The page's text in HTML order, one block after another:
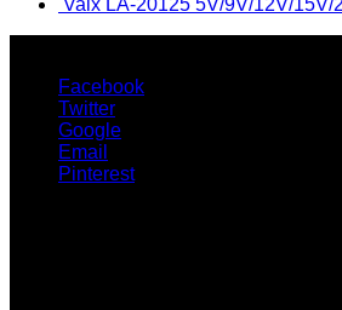
Valx LA-20125 5V/9V/12V/15V/
Facebook
Twitter
Google
Email
Pinterest